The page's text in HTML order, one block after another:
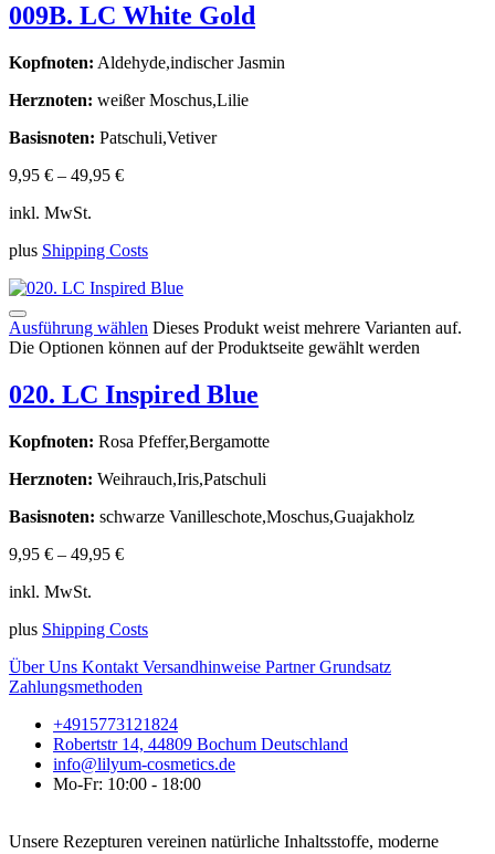
009B. LC White Gold
Kopfnoten: Aldehyde,indischer Jasmin
Herznoten: weißer Moschus,Lilie
Basisnoten: Patschuli,Vetiver
9,95 € – 49,95 €
inkl. MwSt.
plus Shipping Costs
Ausführung wählen Dieses Produkt weist mehrere Varianten auf.
Die Optionen können auf der Produktseite gewählt werden
020. LC Inspired Blue
Kopfnoten: Rosa Pfeffer,Bergamotte
Herznoten: Weihrauch,Iris,Patschuli
Basisnoten: schwarze Vanilleschote,Moschus,Guajakholz
9,95 € – 49,95 €
inkl. MwSt.
plus Shipping Costs
Über Uns Kontakt Versandhinweise PartnerGrundsatz
Zahlungsmethoden
+4915773121824
Robertstr 14, 44809 Bochum Deutschland
info@lilyum-cosmetics.de
Mo-Fr: 10:00 - 18:00
Unsere Rezepturen vereinen natürliche Inhaltsstoffe, moderne